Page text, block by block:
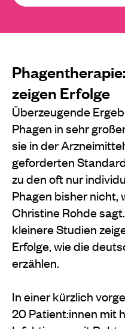
zeigen Erfolge
Überzeugende
Phagen in sehr
sie in der
geforderten
zu den oft nur
Phagen bisher nicht,
Christine Rohde
kleinere Studien
Erfolge, wie die
erzählen.
In einer kürzlich
20 Patient:innen mit